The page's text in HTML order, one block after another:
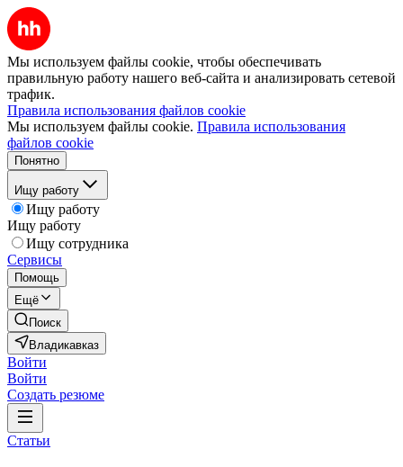
Мы используем файлы cookie, чтобы обеспечивать
правильную работу нашего веб-сайта и анализировать сетевой
трафик.
Правила использования файлов cookie
Мы используем файлы cookie. Правила использования
файлов cookie
Понятно
Ищу работу
Ищу работу
Ищу работу
Ищу сотрудника
Сервисы
Помощь
Ещё
Поиск
Владикавказ
Войти
Войти
Создать резюме
Статьи